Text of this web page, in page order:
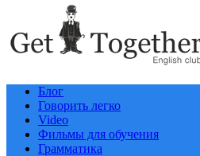
Блог
Говорить легко
Video
Фильмы для обучения
Грамматика